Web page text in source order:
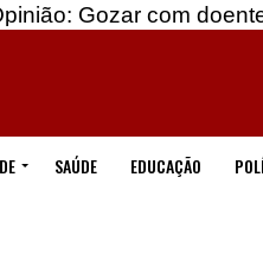
com doentes e
SAÚDE EDUCAÇÃO